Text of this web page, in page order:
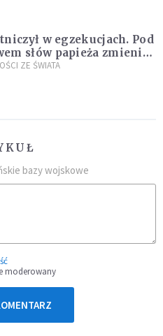
w egzekucjach. Pod
słów papieża zmienił
ZE ŚWIATA
bazy wojskowe
moderowany